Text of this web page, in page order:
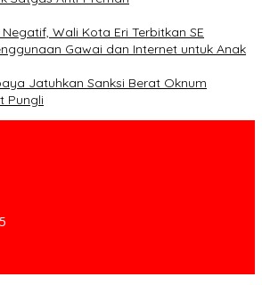
Wali Kota Eri Terbitkan SE
Gawai dan Internet untuk Anak
Jatuhkan Sanksi Berat Oknum
Pungli